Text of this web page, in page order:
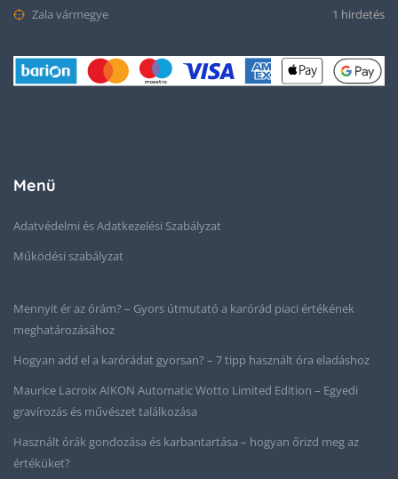
Zala vármegye 1 hirdetés
Menü
Adatvédelmi és Adatkezelési Szabályzat
Működési szabályzat
Mennyit ér az órám? – Gyors útmutató a karórád piaci értékének
meghatározásához
Hogyan add el a karórádat gyorsan? – 7 tipp használt óra eladáshoz
Maurice Lacroix AIKON Automatic Wotto Limited Edition – Egyedi
gravírozás és művészet találkozása
Használt órák gondozása és karbantartása – hogyan őrizd meg az
értéküket?